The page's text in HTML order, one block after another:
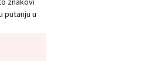
znakovi
putanju u